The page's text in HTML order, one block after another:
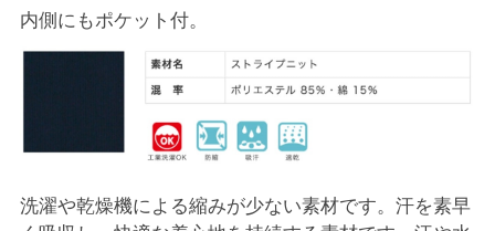
内側にもポケット付。
洗濯や乾燥機による縮みが少ない素材です。汗を素早